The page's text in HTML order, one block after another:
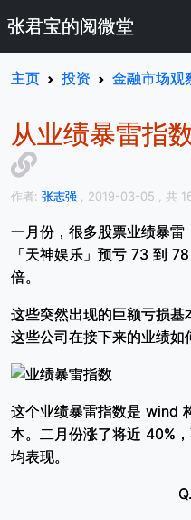
张君宝的阅微堂
主页 投资 金融市场观
从业绩暴雷指
作者: 张志强 , 2019-03-05 , 共
一月份，很多股票业绩暴雷
「天神娱乐」预亏 73 到
倍。
这些突然出现的巨额亏损
这些公司在接下来的业绩如
这个业绩暴雷指数是 wind
本。二月份涨了将近 40%
均表现。